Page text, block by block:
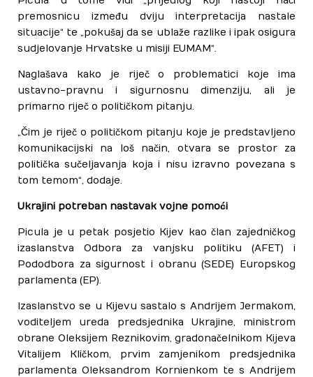
premosnicu između dviju interpretacija nastale
situacije“ te „pokušaj da se ublaže razlike i ipak osigura
sudjelovanje Hrvatske u misiji EUMAM“.
Naglašava kako je riječ o problematici koje ima
ustavno-pravnu i sigurnosnu dimenziju, ali je
primarno riječ o političkom pitanju.
„Čim je riječ o političkom pitanju koje je predstavljeno
komunikacijski na loš način, otvara se prostor za
politička sučeljavanja koja i nisu izravno povezana s
tom temom“, dodaje.
Ukrajini potreban nastavak vojne pomoći
Picula je u petak posjetio Kijev kao član zajedničkog
izaslanstva Odbora za vanjsku politiku (AFET) i
Pododbora za sigurnost i obranu (SEDE) Europskog
parlamenta (EP).
Izaslanstvo se u Kijevu sastalo s Andrijem Jermakom,
voditeljem ureda predsjednika Ukrajine, ministrom
obrane Oleksijem Reznikovim, gradonačelnikom Kijeva
Vitalijem Kličkom, prvim zamjenikom predsjednika
parlamenta Oleksandrom Kornienkom te s Andrijem